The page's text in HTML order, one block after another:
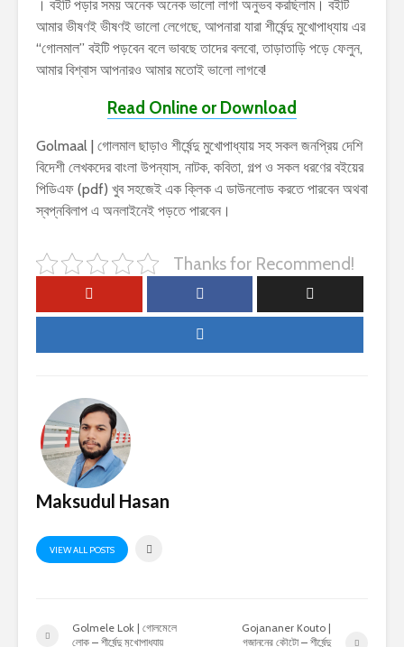
। বইটি পড়ার সময় অনেক অনেক ভালো লাগা অনুভব করছিলাম। বইটি
আমার ভীষণই ভীষণই ভালো লেগেছে, আপনারা যারা শীর্ষেন্দু মুখোপাধ্যায় এর
“গোলমাল” বইটি পড়বেন বলে ভাবছে তাদের বলবো, তাড়াতাড়ি পড়ে ফেলুন,
আমার বিশ্বাস আপনারও আমার মতোই ভালো লাগবে!
Read Online or Download
Golmaal | গোলমাল ছাড়াও শীর্ষেন্দু মুখোপাধ্যায় সহ সকল জনপ্রিয় দেশি
বিদেশী লেখকদের বাংলা উপন্যাস, নাটক, কবিতা, গল্প ও সকল ধরণের বইয়ের
পিডিএফ (pdf) খুব সহজেই এক ক্লিক এ ডাউনলোড করতে পারবেন অথবা
স্বপ্নবিলাপ এ অনলাইনেই পড়তে পারবেন।
Thanks for Recommend!
Maksudul Hasan
VIEW ALL POSTS
Golmele Lok | গোলমেলে
লোক – শীর্ষেন্দু মুখোপাধ্যায়
Gojananer Kouto |
গজাননের কৌটো – শীর্ষেন্দু